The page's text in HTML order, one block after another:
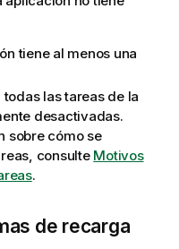
tiene al menos una
todas las tareas de la
desactivadas.
sobre cómo se
consulte Motivos
.
de recarga